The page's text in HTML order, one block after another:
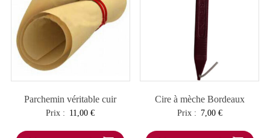
Parchemin véritable cuir
Prix : 11,00€
Cire à mèche Bordeaux
Prix : 7,00 €